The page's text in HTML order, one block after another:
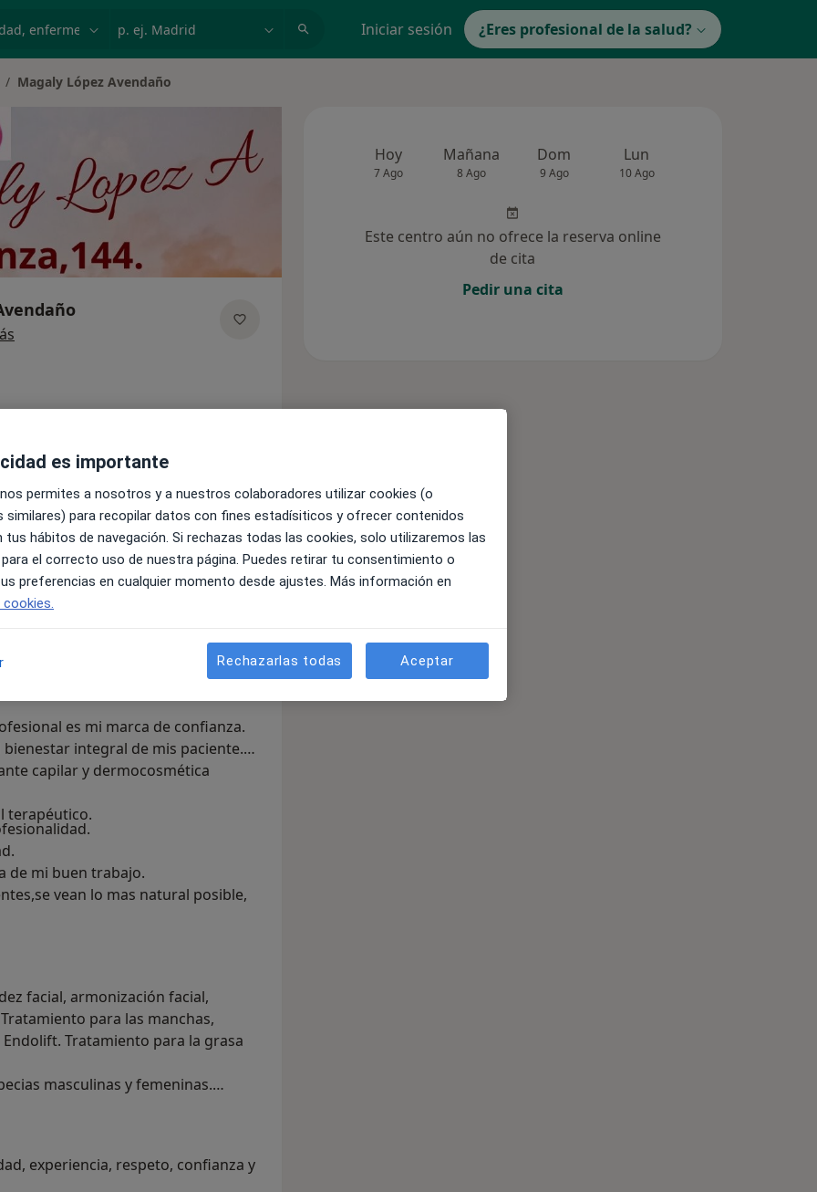
Iniciar sesión ¿Eres profesional de la salud?
de ciudad
Magaly López Avendaño
Enviar mensaje
Aseguradoras Opiniones (43)
profesional en el campo
hago. Mi trabajo lo realizo desde un
es mi marca de confianza.
integral de mis paciente.
capilar y dermocosmética
terapéutico.
de mi buen trabajo.
vean lo mas natural posible,
facial, armonización facial,
para las manchas,
Tratamiento para la grasa
masculinas y femeninas.
experiencia, respeto, confianza y
Hoy
7 Ago
Mañana
8 Ago
Dom
9 Ago
Lun
10 Ago
Este centro aún no ofrece la reserva online
de cita
Pedir una cita
es importante
permites a nosotros y a nuestros colaboradores utilizar cookies (o
similares) para recopilar datos con fines estadísiticos y ofrecer contenidos
tus hábitos de navegación. Si rechazas todas las cookies, solo utilizaremos las
el correcto uso de nuestra página. Puedes retirar tu consentimiento o
preferencias en cualquier momento desde ajustes. Más información en
Rechazarlas todas Aceptar